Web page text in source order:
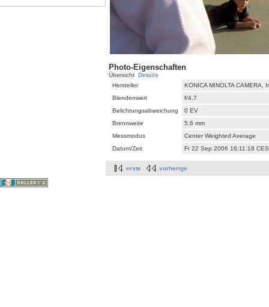
Photo-Eigenschaften
Übersicht Details
Hersteller
KONICA MINOLTA CAMERA,
Blendenwert
f/4,7
Belichtungsabweichung
0 EV
Brennweite
5,6 mm
Messmodus
Center Weighted Average
Datum/Zeit
Fr 22 Sep 2006 16:11:18
erste vorherige